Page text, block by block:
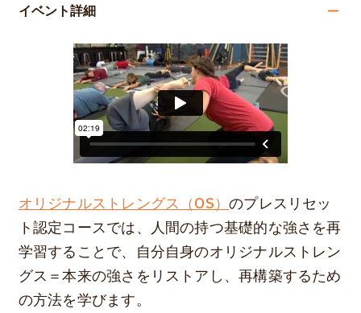
イベント詳細
オリジナルストレングス（OS）のプレスリセッ
ト認定コースでは、人間の持つ基礎的な強さを再
学習することで、自分自身のオリジナルストレン
グス＝本来の強さをリストアし、再構築するため
の方法を学びます。